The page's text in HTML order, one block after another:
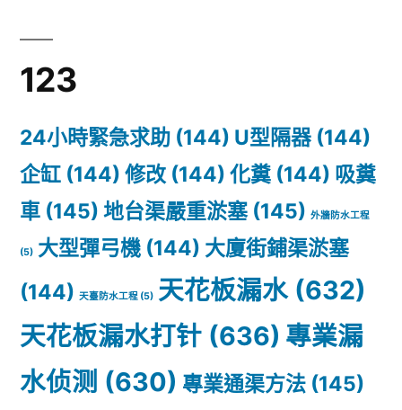
程
123
24小時緊急求助 (144) U型隔器 (144)
企缸 (144) 修改 (144) 化糞 (144) 吸糞
車 (145) 地台渠嚴重淤塞(145) 外牆防水工程
(5) 大型彈弓機 (144) 大廈街鋪渠淤塞
(144) 天臺防水工程 (5) 天花板漏水(632)
天花板漏水打针 (636) 專業漏
水侦测 (630) 專業通渠方法 (145)